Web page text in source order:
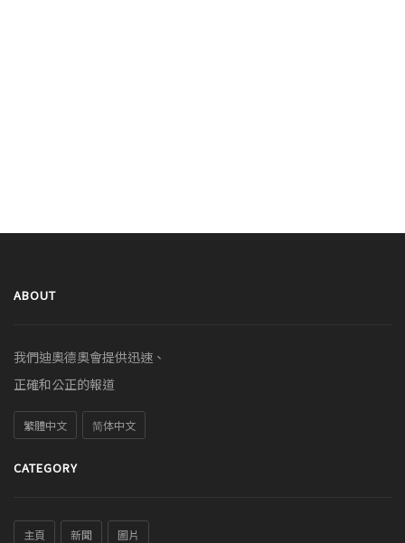
ABOUT
我們迪奧德奧會提供迅速、
正確和公正的報道
繁體中文 简体中文
CATEGORY
主頁 新聞 圖片